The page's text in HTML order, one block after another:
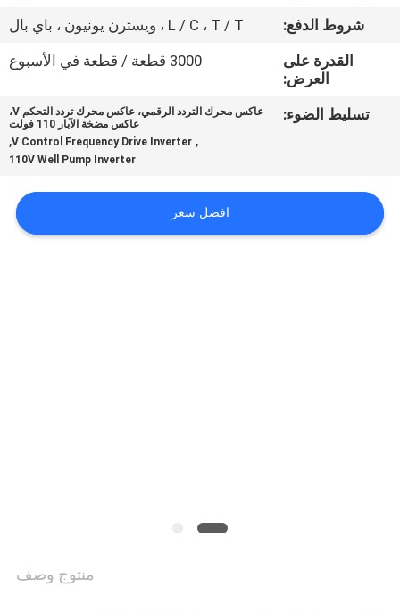
اتصل
طلب
خريطة
الموقع
شروط الدفع:
L / C ، T / T ، ويسترن يونيون ، باي بال
القدرة على
العرض:
3000 قطعة / قطعة في الأسبوع
تسليط الضوء:
عاكس محرك التردد الرقمي، عاكس محرك تردد التحكم V،
عاكس مضخة الآبار 110 فولت
,
V Control Frequency Drive Inverter
,
110V Well Pump Inverter
افضل سعر
منتوج وصف